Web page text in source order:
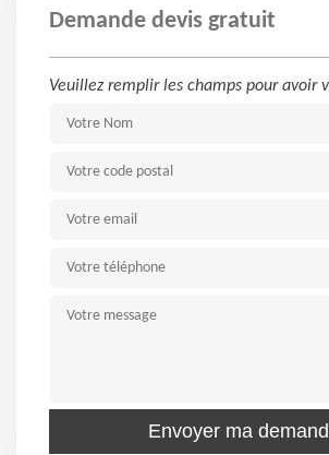
Demande devis gratuit
Veuillez remplir les champs pour avoir